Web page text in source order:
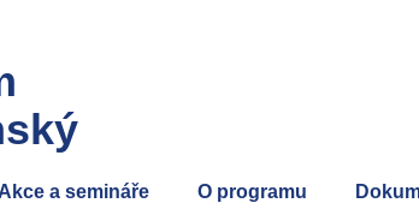
Akce a semináře O programu